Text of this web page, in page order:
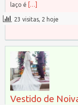
laço é
[…]
23 visitas, 2 hoje
Vestido de